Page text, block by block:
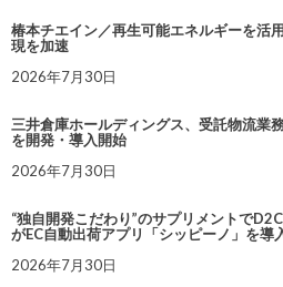
椿本チエイン／再生可能エネルギーを活
現を加速
2026年7月30日
三井倉庫ホールディングス、受託物流業
を開発・導入開始
2026年7月30日
“独自開発こだわり”のサプリメントで
がEC自動出荷アプリ「シッピーノ」を導
2026年7月30日